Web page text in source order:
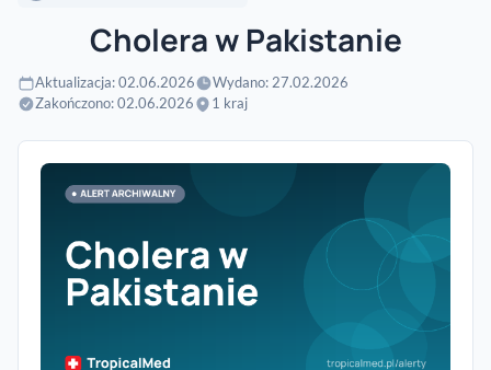
Cholera w Pakistanie
Aktualizacja: 02.06.2026
Wydano: 27.02.2026
Zakończono: 02.06.2026
1 kraj